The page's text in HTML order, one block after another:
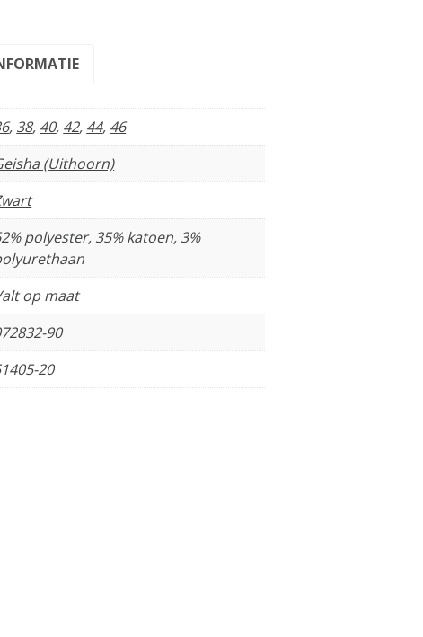
, 38, 40, 42, 44, 46
(Uithoorn)
polyester, 35% katoen, 3%
op maat
90
20